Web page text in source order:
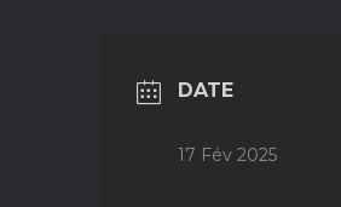
DATE
17 Fév 2025